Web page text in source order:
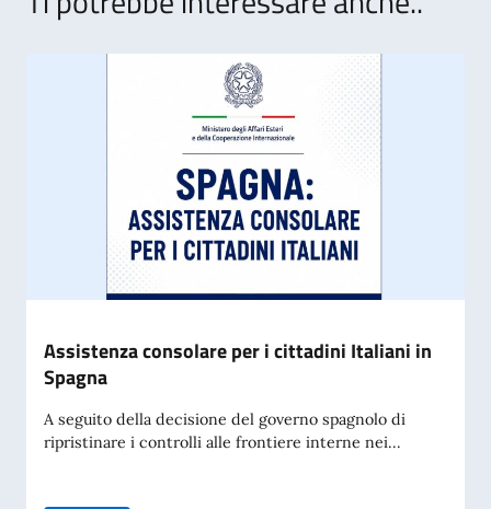
Assistenza consolare per i cittadini Italiani in
Spagna
A seguito della decisione del governo spagnolo di
ripristinare i controlli alle frontiere interne nei...